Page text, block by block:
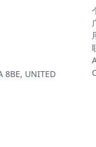
8BE, UNITED